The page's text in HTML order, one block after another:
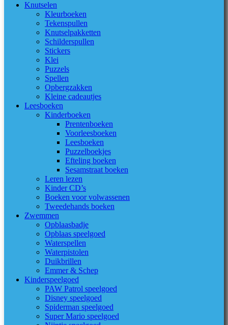
Knutselen
Kleurboeken
Tekenspullen
Knutselpakketten
Schilderspullen
Stickers
Klei
Puzzels
Spellen
Opbergzakken
Kleine cadeautjes
Leesboeken
Kinderboeken
Prentenboeken
Voorleesboeken
Leesboeken
Puzzelboekjes
Efteling boeken
Sesamstraat boeken
Leren lezen
Kinder CD’s
Boeken voor volwassenen
Tweedehands boeken
Zwemmen
Opblaasbadje
Opblaas speelgoed
Waterspellen
Waterpistolen
Duikbrillen
Emmer & Schep
Kinderspeelgoed
PAW Patrol speelgoed
Disney speelgoed
Spiderman speelgoed
Super Mario speelgoed